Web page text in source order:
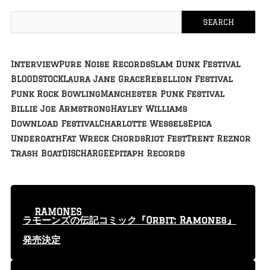
InterviewPure Noise RecordsSlam Dunk Festival
BLOODSTOCKLaura Jane GraceRebellion Festival
Punk Rock BowlingManchester Punk Festival
Billie Joe ArmstrongHayley Williams
Download FestivalCharlotte WesselsEpica
UnderoathFat Wreck ChordsRiot FestTrent Reznor
Trash BoatDISCHARGEEpitaph Records
ラモーンズの伝記コミック『Orbit: Ramones』
発売決定
RAMONES